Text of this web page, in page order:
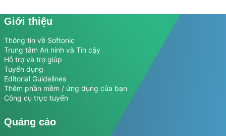
Giới thiệu
Thông tin về Softonic
Trung tâm An ninh và Tin cậy
Hỗ trợ và trợ giúp
Tuyển dụng
Editorial Guidelines
Thêm phần mềm / ứng dụng của bạn
Công cụ trực tuyến
Quảng cáo